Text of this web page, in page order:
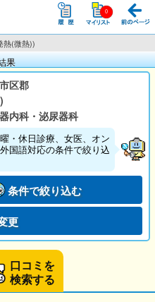
熱(微熱))
果
区郡
内科・泌尿器科
・休日診療、女医、オン
国語対応の条件で絞り込
条件で絞り込む
更
口コミを
検索する